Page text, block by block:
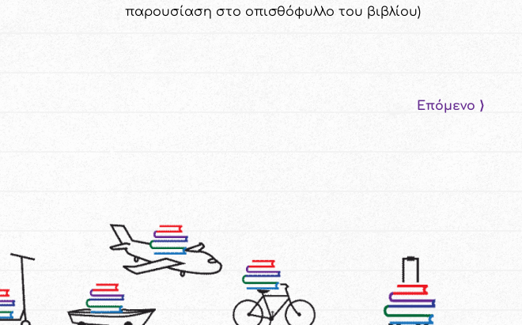
παρουσίαση στο οπισθόφυλλο του βιβλίου)
Επόμενο ⟩